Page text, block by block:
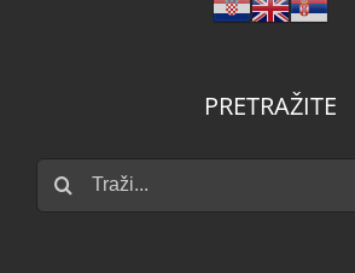
PRETRAŽITE
Traži...